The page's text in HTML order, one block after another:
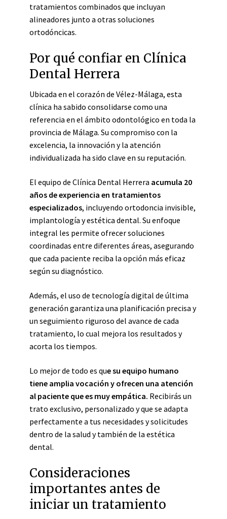
tratamientos combinados que incluyan
alineadores junto a otras soluciones
ortodóncicas.
Por qué confiar en Clínica
Dental Herrera
Ubicada en el corazón de Vélez-Málaga, esta
clínica ha sabido consolidarse como una
referencia en el ámbito odontológico en toda la
provincia de Málaga. Su compromiso con la
excelencia, la innovación y la atención
individualizada ha sido clave en su reputación.
El equipo de Clínica Dental Herrera acumula 20
años de experiencia en tratamientos
especializados, incluyendo ortodoncia invisible,
implantología y estética dental. Su enfoque
integral les permite ofrecer soluciones
coordinadas entre diferentes áreas, asegurando
que cada paciente reciba la opción más eficaz
según su diagnóstico.
Además, el uso de tecnología digital de última
generación garantiza una planificación precisa y
un seguimiento riguroso del avance de cada
tratamiento, lo cual mejora los resultados y
acorta los tiempos.
Lo mejor de todo es que su equipo humano
tiene amplia vocación y ofrecen una atención
al paciente que es muy empática. Recibirás un
trato exclusivo, personalizado y que se adapta
perfectamente a tus necesidades y solicitudes
dentro de la salud y también de la estética
dental.
Consideraciones
importantes antes de
iniciar un tratamiento